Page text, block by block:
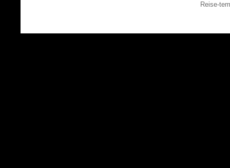
Reise-